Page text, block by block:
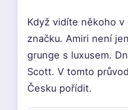
Když vidíte někoho
značku. Amiri není
grunge s luxusem.
Scott. V tomto
Česku pořídit.